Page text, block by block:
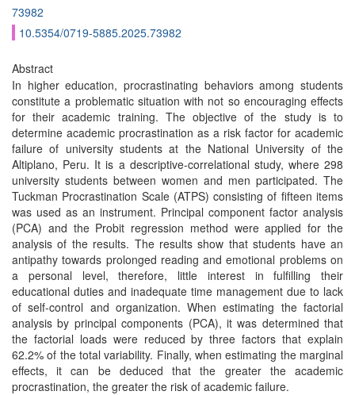
73982
10.5354/0719-5885.2025.73982
Abstract
In higher education, procrastinating behaviors among students
constitute a problematic situation with not so encouraging effects
for their academic training. The objective of the study is to
determine academic procrastination as a risk factor for academic
failure of university students at the National University of the
Altiplano, Peru. It is a descriptive-correlational study, where 298
university students between women and men participated. The
Tuckman Procrastination Scale (ATPS) consisting of fifteen items
was used as an instrument. Principal component factor analysis
(PCA) and the Probit regression method were applied for the
analysis of the results. The results show that students have an
antipathy towards prolonged reading and emotional problems on
a personal level, therefore, little interest in fulfilling their
educational duties and inadequate time management due to lack
of self-control and organization. When estimating the factorial
analysis by principal components (PCA), it was determined that
the factorial loads were reduced by three factors that explain
62.2% of the total variability. Finally, when estimating the marginal
effects, it can be deduced that the greater the academic
procrastination, the greater the risk of academic failure.